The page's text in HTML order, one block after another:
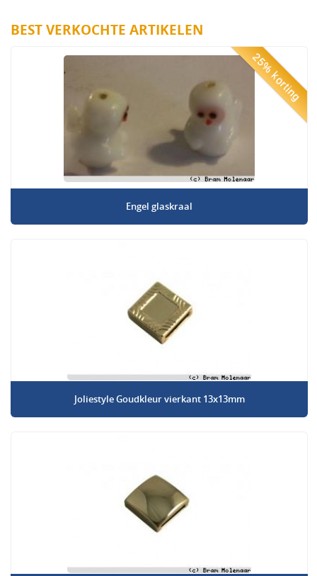
BEST VERKOCHTE ARTIKELEN
25% korting
Engel glaskraal
Joliestyle Goudkleur vierkant 13x13mm